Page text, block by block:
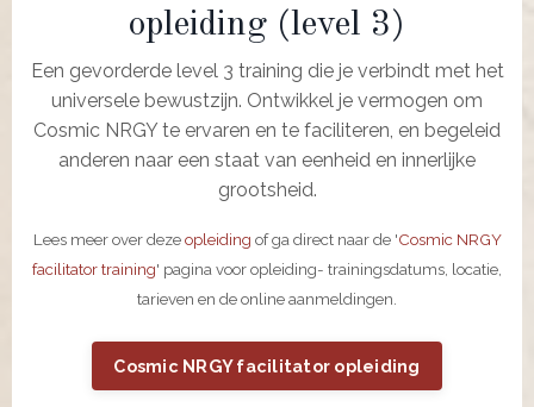
opleiding (level 3)
Een gevorderde level 3 training die je verbindt met het
universele bewustzijn. Ontwikkel je vermogen om
Cosmic NRGY te ervaren en te faciliteren, en begeleid
anderen naar een staat van eenheid en innerlijke
grootsheid.
Lees meer over dezeopleiding of ga direct naar de 'Cosmic NRGY
facilitator training' pagina voor opleiding- trainingsdatums, locatie,
tarieven en de online aanmeldingen.
Cosmic NRGY facilitator opleiding